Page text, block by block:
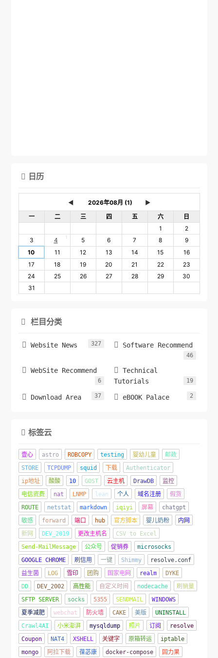
 日历
◄
►
一
二 三 四 五 六
日
1
2
3
4 1 5 6 7 8
9
10
11 12 13 14 15
16
17
18 19 20 21 22
23
24
25 26 27 28 29
30
31
 栏目分类
 Website News 327  Software Recommend
46
 WebSite Recommend
6

Technical
Tutorials
19
 Download Area 37  eBOOK Palace 2
 标签云
壹心 astro ROBCOPY testing 婴幼儿童
邮政
STORE
TCPDUMP squid 下载
Authenticator
ip地址
酸酸 10 GOST 云主机 DrawDB
监控
电信资费
nat LNMP lean 个人 域名注册
假货
ROUTE
netstat markdown iqiyi 屏幕
chatgpt
敏感
forward 端口 hub 官方脚本 婴儿奶粉
内网
新网
DEV_2019 更改主机名
CSV to Excel
Send-MailMessage
公众号 促销券
microsocks
GOOGLE CHROME
刷信用 一键 Shimmy
resolve.conf
益生菌
LOG 雪印 团购 国家电网 realm
DYKE
DD
DEV_2002 高性能 自定义时间 nodecache
刷销量
SFTP SERVER
socks 5355 SENDMAIL
WINDOWS
夏季减肥
webchat 防火墙 CAKE 美版
UNINSTALL
Crawl4AI
小米澎湃 mysqldump 照片 订阅
resolve
Coupon
NAT4 XSHELL 关键字 原箱转运
iptable
mongo
阿拉下载 葆苾康 docker-compose 固力果